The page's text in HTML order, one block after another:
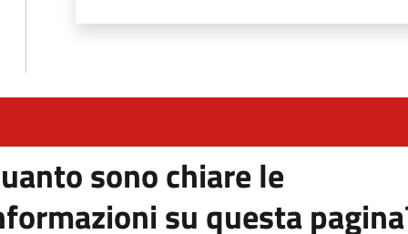
sono chiare le
su questa